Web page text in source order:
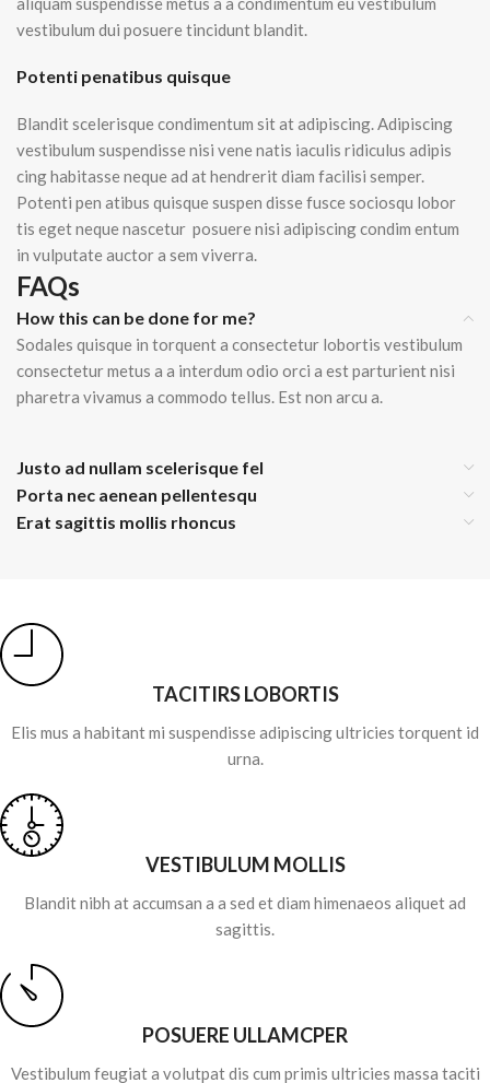
vestibulum dui posuere tincidunt blandit.
Potenti penatibus quisque
Blandit scelerisque condimentum sit at adipiscing. Adipiscing
vestibulum suspendisse nisi vene natis iaculis ridiculus adipis
cing habitasse neque ad at hendrerit diam facilisi semper.
Potenti pen atibus quisque suspen disse fusce sociosqu lobor
tis eget neque nascetur posuere nisi adipiscing condim entum
in vulputate auctor a sem viverra.
FAQs
How this can be done for me?
Sodales quisque in torquent a consectetur lobortis vestibulum
consectetur metus a a interdum odio orci a est parturient nisi
pharetra vivamus a commodo tellus. Est non arcu a.
Justo ad nullam scelerisque fel
Porta nec aenean pellentesqu
Erat sagittis mollis rhoncus
TACITIRS LOBORTIS
Elis mus a habitant mi suspendisse adipiscing ultricies torquent id
urna.
VESTIBULUM MOLLIS
Blandit nibh at accumsan a a sed et diam himenaeos aliquet ad
sagittis.
POSUERE ULLAMCPER
Vestibulum feugiat a volutpat dis cum primis ultricies massa taciti